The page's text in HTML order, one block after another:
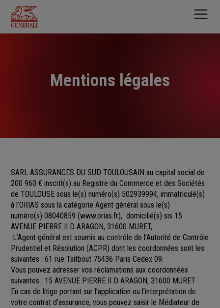
contenu
principal
Mentions légales
SARL ASSURANCES DU SUD TOULOUSAIN au capital social de
200 960 € inscrit(s) au Registre du Commerce et des Sociétés
de TOULOUSE sous le(s) numéro(s) 502939994, immatriculé(s)
à l’ORIAS sous la catégorie Agent général sous le(s)
numéro(s) 08040859 (www.orias.fr), domicilié(s) sis 15
AVENUE PIERRE II D ARAGON, 31600 MURET,
L’Agent général est soumis au contrôle de l’Autorité de Contrôle
Prudentiel et Résolution (ACPR) dont les coordonnées sont les
suivantes : 61 rue Taitbout 75436 Paris Cedex 09.
Vous pouvez adresser vos réclamations aux coordonnées
suivantes : 15 AVENUE PIERRE II D ARAGON, 31600 MURET
En cas de litige portant sur l’application ou l’interprétation de
votre contrat d’assurance, vous pouvez saisir le Médiateur de